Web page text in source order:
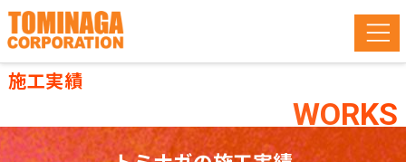
施工実績
WORKS